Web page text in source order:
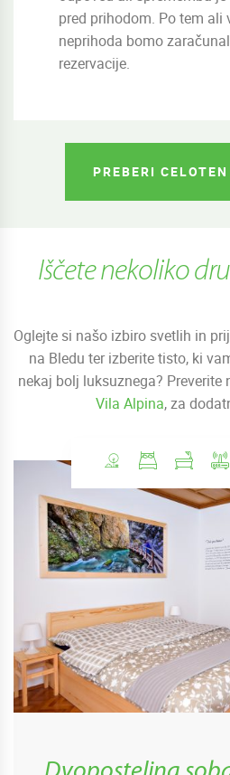
pred prihodom. Po tem ali
neprihoda bomo
rezervacije.
PREBERI
Iščete nekoliko
Oglejte si našo izbiro svetlih in
na Bledu ter izberite tisto, ki
nekaj bolj luksuznega? Preverite
Vila Alpina, za